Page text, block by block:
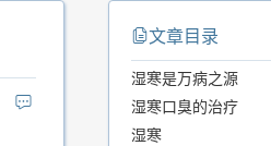
文章目录
湿寒是万病之源
湿寒口臭的治疗
湿寒